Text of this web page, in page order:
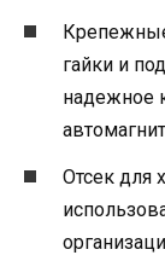
гайки и
надежное
Отсек для